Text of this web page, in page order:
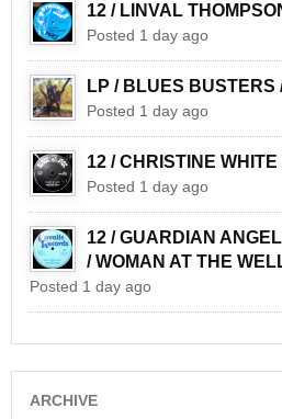
12 / LINVAL
Posted 1 day ago
LP / BLUES BUSTERS
Posted 1 day ago
12 / CHRISTINE
Posted 1 day ago
12 / GUARDIAN
/ WOMAN AT THE
Posted 1 day ago
ARCHIVE